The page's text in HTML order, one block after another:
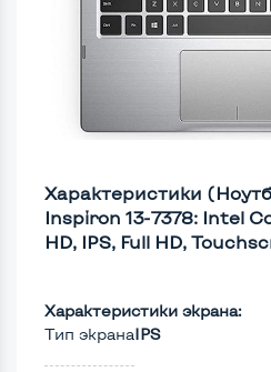
Характеристики
Inspiron 13-7378: Intel
HD, IPS, Full HD,
Характеристики экрана:
Тип экранаIPS